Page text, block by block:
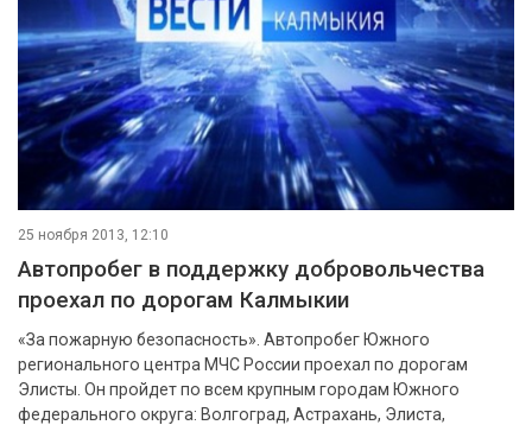
25 ноября 2013, 12:10
Автопробег в поддержку добровольчества
проехал по дорогам Калмыкии
«За пожарную безопасность». Автопробег Южного
регионального центра МЧС России проехал по дорогам
Элисты. Он пройдет по всем крупным городам Южного
федерального округа: Волгоград, Астрахань, Элиста,